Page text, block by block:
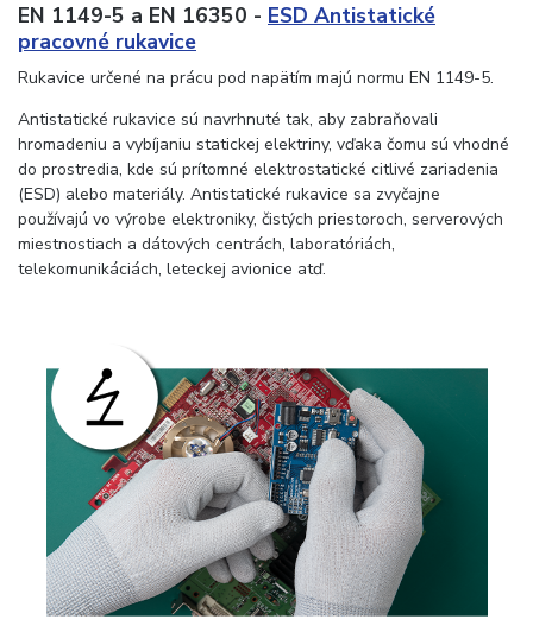
EN 1149-5 a EN 16350 - ESD Antistatické
pracovné rukavice
Rukavice určené na prácu pod napätím majú normu EN 1149-5.
Antistatické rukavice sú navrhnuté tak, aby zabraňovali
hromadeniu a vybíjaniu statickej elektriny, vďaka čomu sú vhodné
do prostredia, kde sú prítomné elektrostatické citlivé zariadenia
(ESD) alebo materiály. Antistatické rukavice sa zvyčajne
používajú vo výrobe elektroniky, čistých priestoroch, serverových
miestnostiach a dátových centrách, laboratóriách,
telekomunikáciách, leteckej avionice atď.